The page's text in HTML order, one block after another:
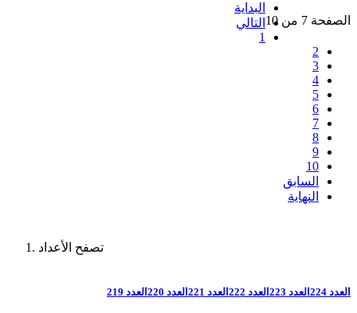
الصفحة 7 من 10
البداية
التالي
1
2
3
4
5
6
7
8
9
10
السابق
النهاية
تصفح الأعداد
العدد 224 العدد 223 العدد 222 العدد 221 العدد 220 العدد 219